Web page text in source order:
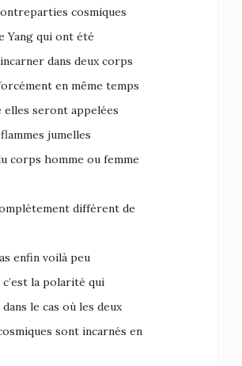
cosmiques
Yang qui ont été
dans deux corps
en même temps
elles seront appelées
jumelles
corps homme ou femme
différent de
enfin voilà peu
la polarité qui
le cas où les deux
sont incarnés en